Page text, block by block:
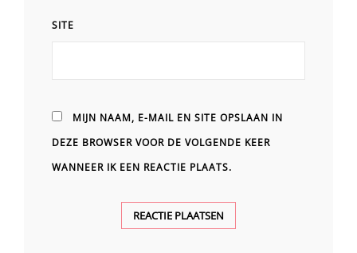
SITE
MIJN NAAM, E-MAIL EN SITE OPSLAAN IN
DEZE BROWSER VOOR DE VOLGENDE KEER
WANNEER IK EEN REACTIE PLAATS.